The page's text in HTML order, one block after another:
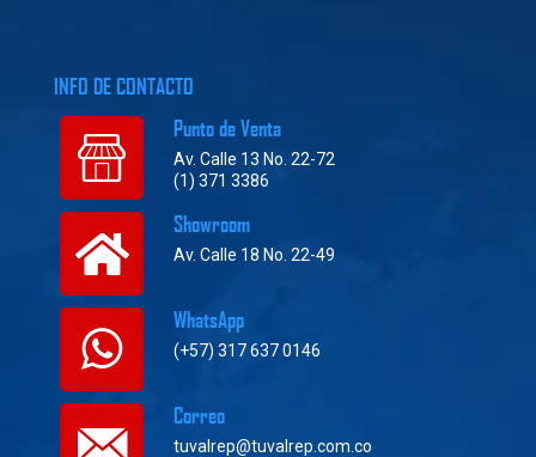
INFO DE CONTACTO
Punto de Venta
Av. Calle 13 No. 22-72
(1) 371 3386
Showroom
Av. Calle 18 No. 22-49
WhatsApp
(+57) 317 637 0146
Correo
tuvalrep@tuvalrep.com.co